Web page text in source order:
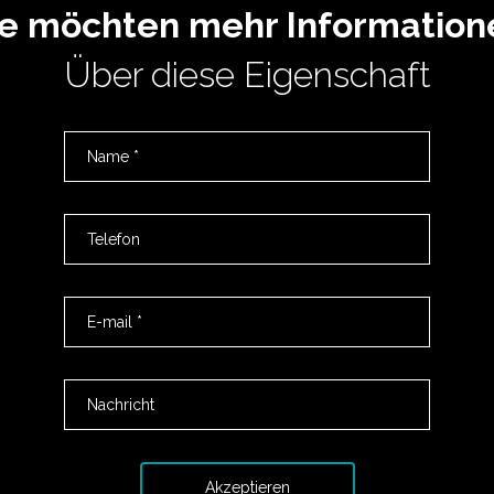
möchten mehr
Über diese Eigenschaft